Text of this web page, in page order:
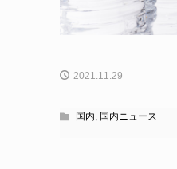
2021.11.29
国内 国内ニュース